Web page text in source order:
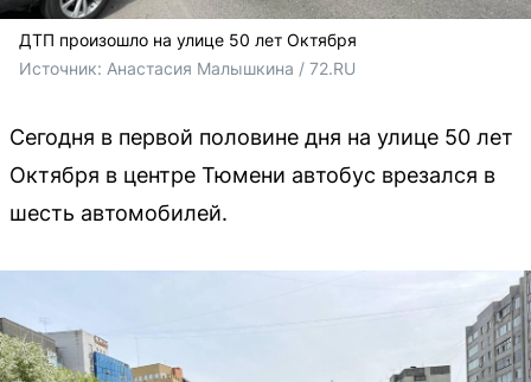
ДТП произошло на улице 50 лет Октября
Источник: Анастасия Малышкина / 72.RU
Сегодня в первой половине дня на улице 50 лет
Октября в центре Тюмени автобус врезался в
шесть автомобилей.